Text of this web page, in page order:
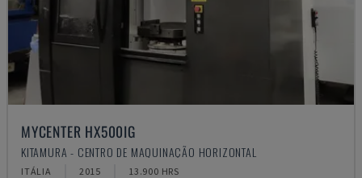
MYCENTER HX500IG
KITAMURA - CENTRO DE MAQUINAÇÃO HORIZONTAL
ITÁLIA 2015 13.900 HRS